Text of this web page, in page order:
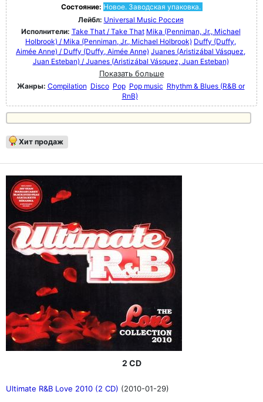
Состояние: Новое. Заводская упаковка.
Лейбл: Universal Music Россия
Исполнители: Take That / Take That Mika (Penniman, Jr., Michael
Holbrook) / Mika (Penniman, Jr., Michael Holbrook) Duffy (Duffy,
Aimée Anne) / Duffy (Duffy, Aimée Anne) Juanes (Aristizábal Vásquez,
Juan Esteban) / Juanes (Aristizábal Vásquez, Juan Esteban)
Показать больше
Жанры: Compilation Disco Pop Pop music Rhythm & Blues (R&B or
RnB)
Хит продаж
2 CD
Ultimate R&B Love 2010 (2 CD) (2010-01-29)